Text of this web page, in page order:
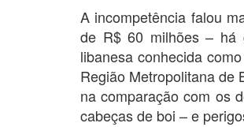
A incompetência falou
de R$ 60 milhões – há
libanesa conhecida
Região Metropolitana de
na comparação com os
cabeças de boi – e